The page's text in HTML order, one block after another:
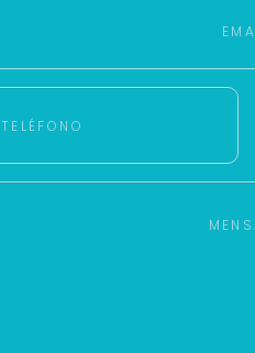
+598
Tus datos están seguros
ni enviamos spam.